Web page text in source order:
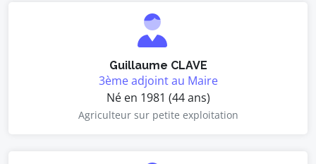
Guillaume CLAVE
3ème adjoint au Maire
Né en 1981 (44 ans)
Agriculteur sur petite exploitation